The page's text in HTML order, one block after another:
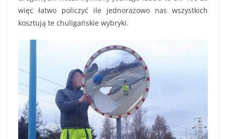
więc łatwo policzyć ile jednorazowo nas wszystkich
kosztują te chuligańskie wybryki.